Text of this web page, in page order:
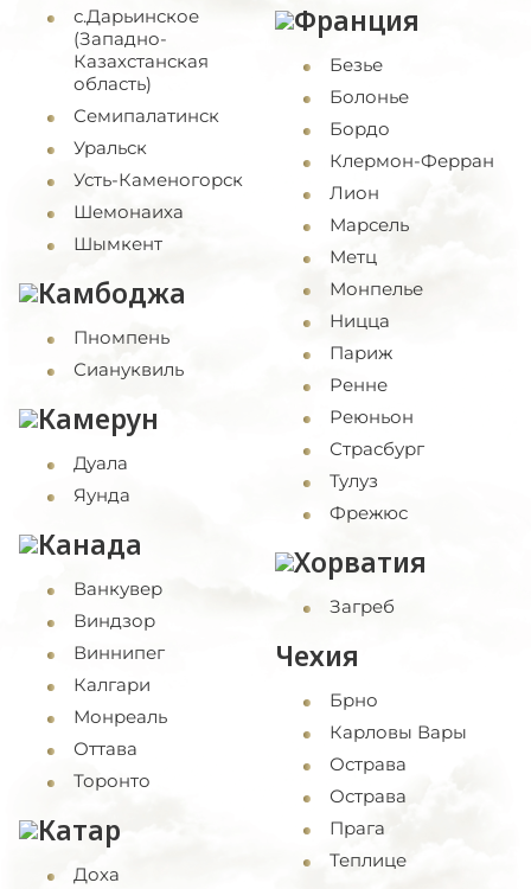
с.Дарьинское
(Западно-
Казахстанская
область)
Семипалатинск
Уральск
Усть-Каменогорск
Шемонаиха
Шымкент
Камбоджа
Пномпень
Сиануквиль
Камерун
Дуала
Яунда
Канада
Ванкувер
Виндзор
Виннипег
Калгари
Монреаль
Оттава
Торонто
Катар
Доха
Франция
Безье
Болонье
Бордо
Клермон-Ферран
Лион
Марсель
Метц
Монпелье
Ницца
Париж
Ренне
Реюньон
Страсбург
Тулуз
Фрежюс
Хорватия
Загреб
Чехия
Брно
Карловы Вары
Острава
Острава
Прага
Теплице